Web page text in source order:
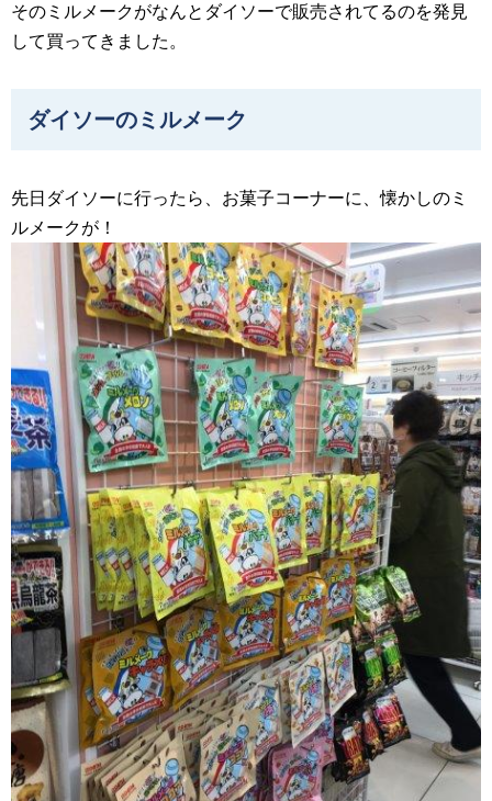
そのミルメークがなんとダイソーで販売されてるのを発見
して買ってきました。
ダイソーのミルメーク
先日ダイソーに行ったら、お菓子コーナーに、懐かしのミ
ルメークが！